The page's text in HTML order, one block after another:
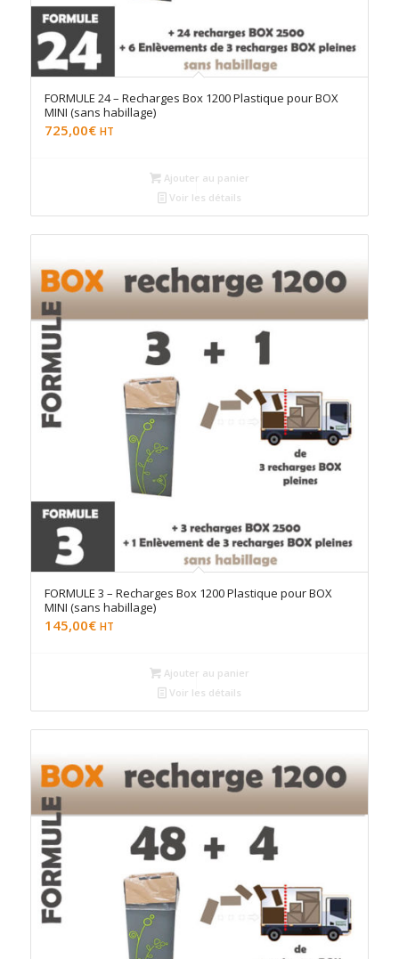
FORMULE 24 – Recharges Box 1200 Plastique pour BOX
MINI (sans habillage)
725,00€ HT
Ajouter au panier
Voir les détails
FORMULE 3 – Recharges Box 1200 Plastique pour BOX
MINI (sans habillage)
145,00€ HT
Ajouter au panier
Voir les détails